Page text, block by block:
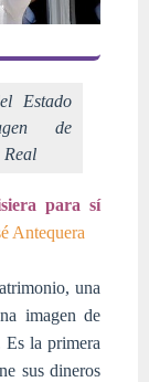
Estado
de
Real
para sí
Antequera
una
imagen de
Es la primera
sus dineros